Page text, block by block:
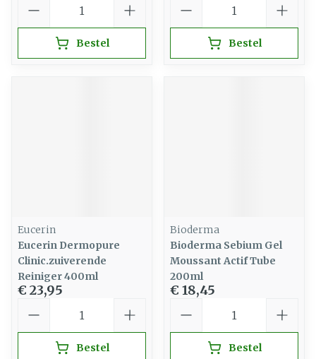
Bestel Bestel
Eucerin
Eucerin Dermopure
Clinic.zuiverende
Reiniger 400ml
€ 23,95
Bestel
Bioderma
Bioderma Sebium Gel
Moussant Actif Tube
200ml
€ 18,45
Bestel